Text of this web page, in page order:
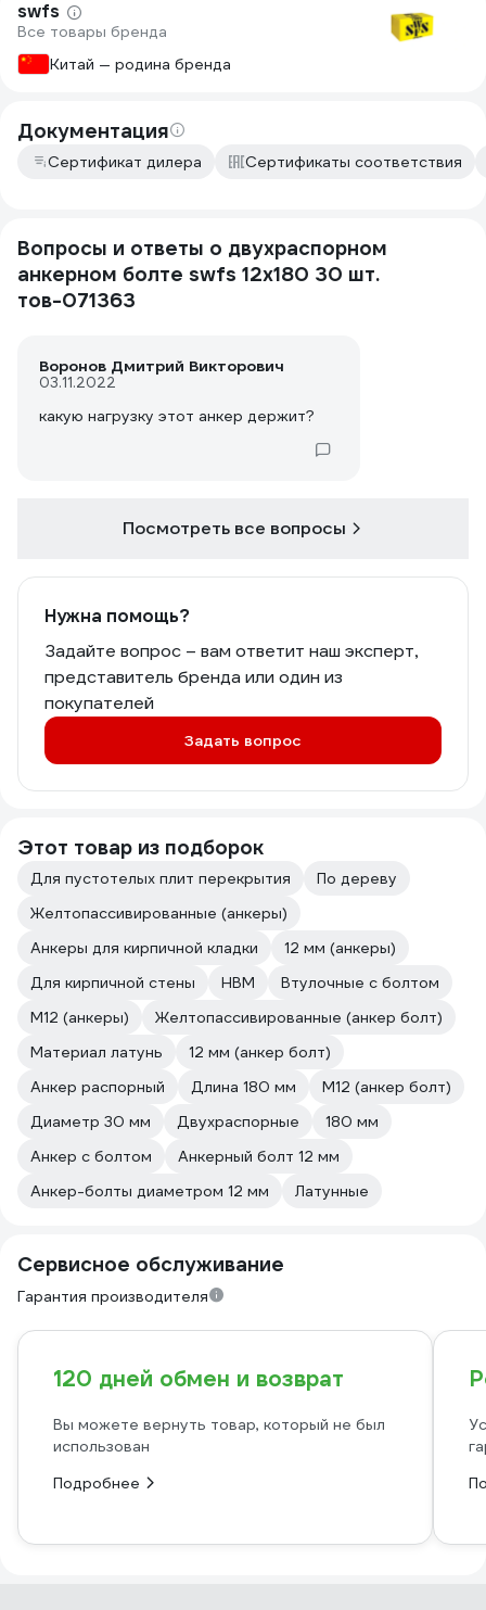
swfs
Все товары бренда
Китай — родина бренда
Документация
Сертификат дилера Сертификаты соответствия
Вопросы и ответы о двухраспорном
анкерном болте swfs 12х180 30 шт.
тов-071363
Воронов Дмитрий Викторович
03.11.2022
какую нагрузку этот анкер держит?
Посмотреть все вопросы
Нужна помощь?
Задайте вопрос – вам ответит наш эксперт,
представитель бренда или один из
покупателей
Задать вопрос
Этот товар из подборок
Для пустотелых плит перекрытия
По дереву
Желтопассивированные (анкеры)
Анкеры для кирпичной кладки
12 мм (анкеры)
Для кирпичной стены
HBM
Втулочные с болтом
М12 (анкеры)
Желтопассивированные (анкер болт)
Материал латунь
12 мм (анкер болт)
Анкер распорный
Длина 180 мм
М12 (анкер болт)
Диаметр 30 мм
Двухраспорные
180 мм
Анкер с болтом
Анкерный болт 12 мм
Анкер-болты диаметром 12 мм
Латунные
Сервисное обслуживание
Гарантия производителя
120 дней обмен и возврат
Вы можете вернуть товар, который не был
использован
Подробнее